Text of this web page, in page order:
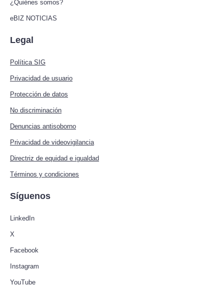
¿Quiénes somos?
eBIZ NOTICIAS
Legal
Política SIG
Privacidad de usuario
Protección de datos
No discriminación
Denuncias antisoborno
Privacidad de videovigilancia
Directriz de equidad e igualdad
Términos y condiciones
Síguenos
LinkedIn
X
Facebook
Instagram
YouTube